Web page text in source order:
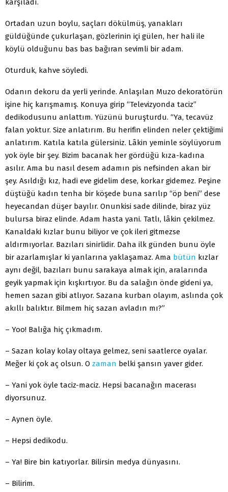
Ortadan uzun boylu, saçları dökülmüş, yanakları
güldüğünde çukurlaşan, gözlerinin içi gülen, her hali ile
köylü olduğunu bas bas bağıran sevimli bir adam.
Oturduk, kahve söyledi.
Odanın dekoru da yerli yerinde. Anlaşılan Muzo dekoratörün
işine hiç karışmamış. Konuya girip “Televizyonda taciz”
dedikodusunu anlattım. Yüzünü buruşturdu. “Ya, tecavüz
falan yoktur. Size anlatırım. Bu herifin elinden neler çektiğimi
anlatırım. Katıla katıla gülersiniz. Lâkin yeminle söylüyorum
yok öyle bir şey. Bizim bacanak her gördüğü kıza-kadına
asılır. Ama bu nasıl desem adamın pis nefsinden akan bir
şey. Asıldığı kız, hadi eve gidelim dese, korkar gidemez. Peşine
düştüğü kadın tenha bir köşede buna sarılıp “öp beni” dese
heyecandan düşer bayılır. Onunkisi sade dilinde, biraz yüz
bulursa biraz elinde. Adam hasta yani. Tatlı, lâkin çekilmez.
Kanaldaki kızlar bunu biliyor ve çok ileri gitmezse
aldırmıyorlar. Bazıları sinirlidir. Daha ilk günden bunu öyle
bir azarlamışlar ki yanlarına yaklaşamaz. Ama bütün kızlar
aynı değil, bazıları bunu sarakaya almak için, aralarında
geyik yapmak için kışkırtıyor. Bu da salağın önde gideni ya,
hemen sazan gibi atlıyor. Sazana kurban olayım, aslında çok
akıllı balıktır. Bilmem hiç sazan avladın mı?”
– Yoo! Balığa hiç çıkmadım.
– Sazan kolay kolay oltaya gelmez, seni saatlerce oyalar.
Meğer ki çok aç olsun. O zaman belki şansın yaver gider.
– Yani yok öyle taciz-maciz. Hepsi bacanağın macerası
diyorsunuz.
– Aynen öyle.
– Hepsi dedikodu.
– Ya! Bire bin katıyorlar. Bilirsin medya dünyasını.
– Bilirim.